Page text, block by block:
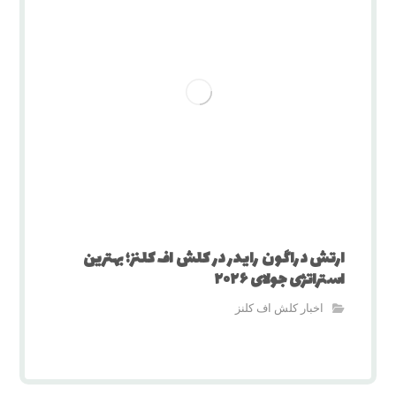
ارتش دراگون رایدر در کلش اف کلنز؛ بهترین
استراتژی جولای ۲۰۲۶
اخبار کلش اف کلنز